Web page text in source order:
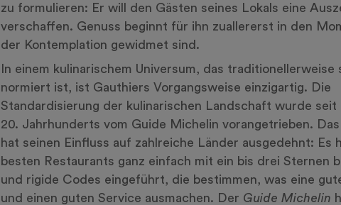
zu formulieren: Er will den Gästen seines Lokals eine
verschaffen. Genuss beginnt für ihn zuallererst in den
der Kontemplation gewidmet sind.
In einem kulinarischem Universum, das traditionellerweise
normiert ist, ist Gauthiers Vorgangsweise einzigartig. Die
Standardisierung der kulinarischen Landschaft wurde seit
20. Jahrhunderts vom Guide Michelin vorangetrieben.
hat seinen Einfluss auf zahlreiche Länder ausgedehnt: Es
besten Restaurants ganz einfach mit ein bis drei Sternen
und rigide Codes eingeführt, die bestimmen, was eine
und einen guten Service ausmachen. Der Guide Michelin